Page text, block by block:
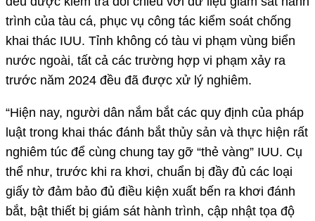
trình của tàu cá, phục vụ công tác kiểm soát chống
khai thác IUU. Tỉnh không có tàu vi phạm vùng biển
nước ngoài, tất cả các trường hợp vi phạm xảy ra
trước năm 2024 đều đã được xử lý nghiêm.
“Hiện nay, người dân nắm bắt các quy định của pháp
luật trong khai thác đánh bắt thủy sản và thực hiện rất
nghiêm túc để cùng chung tay gỡ “thẻ vàng” IUU. Cụ
thể như, trước khi ra khơi, chuẩn bị đầy đủ các loại
giấy tờ đảm bảo đủ điều kiện xuất bến ra khơi đánh
bắt, bật thiết bị giám sát hành trình, cập nhật tọa độ